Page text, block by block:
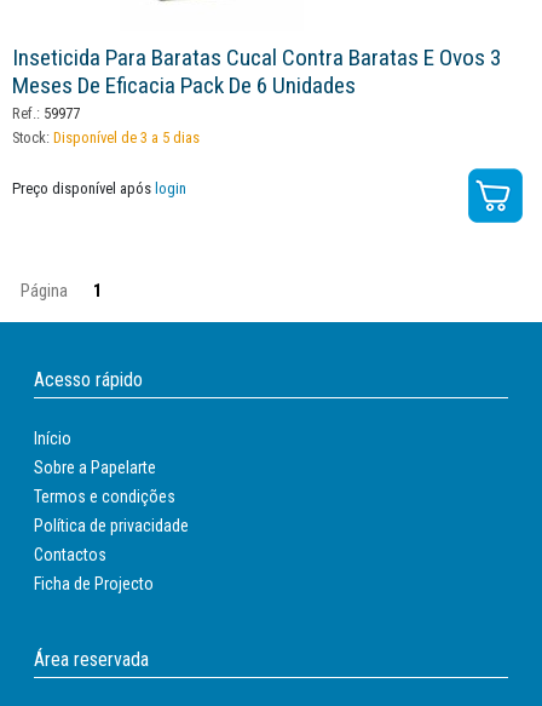
Inseticida Para Baratas Cucal Contra Baratas E Ovos 3
Meses De Eficacia Pack De 6 Unidades
Ref.: 59977
Stock: Disponível de 3 a 5 dias
Preço disponível após login
Página 1
Acesso rápido
Início
Sobre a Papelarte
Termos e condições
Política de privacidade
Contactos
Ficha de Projecto
Área reservada